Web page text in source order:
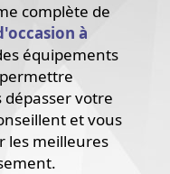
complète de
à
équipements
votre
et vous
les meilleures